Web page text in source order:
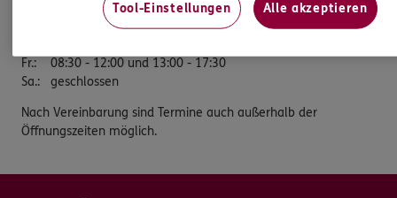
08:30 - 12:00 und 13:00 - 17:30
08:30 - 12:00
Fr.:
08:30 - 12:00 und 13:00 - 17:30
Sa.: geschlossen
Nach Vereinbarung sind Termine auch außerhalb der
Öffnungszeiten möglich.
Tool-Einstellungen Alle akzeptieren